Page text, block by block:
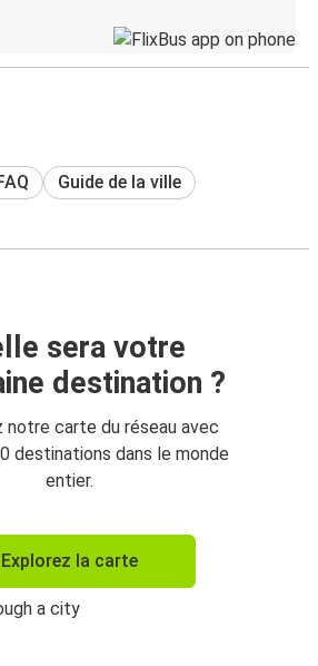
Guide de la ville
sera votre
destination ?
notre carte du réseau avec
destinations dans le monde
entier.
Explorez la carte